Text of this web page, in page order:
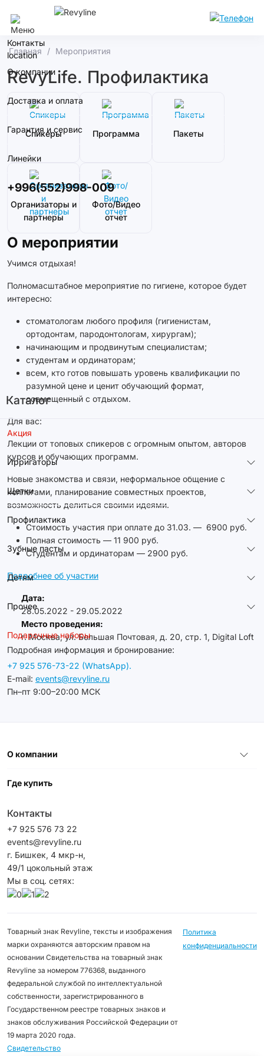
Контакты
О компании
Доставка и оплата
Гарантия и сервис
Линейки
+996(552)998-009
Каталог
Акция
Ирригаторы
Щетки
Профилактика
Зубные пасты
Детям
Прочее
Подарочные наборы
Главная Мероприятия
RevyLife. Профилактика
Спикеры Программа Пакеты
Организаторы и
партнеры
Фото/Видео
отчет
О мероприятии
Учимся отдыхая!
Полномасштабное мероприятие по гигиене, которое будет
интересно:
стоматологам любого профиля (гигиенистам,
ортодонтам, пародонтологам, хирургам);
начинающим и продвинутым специалистам;
студентам и ординаторам;
всем, кто готов повышать уровень квалификации по
разумной цене и ценит обучающий формат,
совмещенный с отдыхом.
Для вас:
Лекции от топовых спикеров с огромным опытом, авторов
курсов и обучающих программ.
Новые знакомства и связи, неформальное общение с
коллегами, планирование совместных проектов,
возможность делиться своими идеями.
Стоимость участия при оплате до 31.03. — 6900 руб.
Полная стоимость — 11 900 руб.
Студентам и ординаторам — 2900 руб.
Подробнее об участии
Дата:
28.05.2022 - 29.05.2022
Место проведения:
г. Москва, ул. Большая Почтовая, д. 20, стр. 1, Digital Loft
Подробная информация и бронирование:
+7 925 576-73-22 (WhatsApp).
E-mail: events@revyline.ru
Пн–пт 9:00–20:00 МСК
О компании
Где купить
Контакты
+7 925 576 73 22
events@revyline.ru
г. Бишкек, 4 мкр-н,
49/1 цокольный этаж
Мы в соц. сетях:
Товарный знак Revyline, тексты и изображения
марки охраняются авторским правом на
основании Свидетельства на товарный знак
Revyline за номером 776368, выданного
федеральной службой по интеллектуальной
собственности, зарегистрированного в
Государственном реестре товарных знаков и
знаков обслуживания Российской Федерации от
19 марта 2020 года.
Свидетельство
Политика
конфиденциальности